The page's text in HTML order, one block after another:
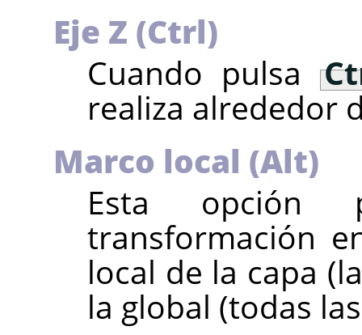
Eje Z (Ctrl)
Cuando pulsa
realiza alrededor
Marco local (Alt)
Esta opción
transformación
local de la capa
la global (todas